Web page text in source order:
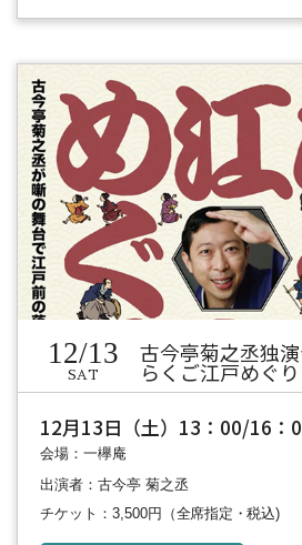
12/13
SAT
古今亭菊之丞独
らくご江戸めぐり
12月13日（土）13：00/16：
会場：一欅庵
出演者：古今亭 菊之丞
チケット：3,500円
（全席指定・税込)